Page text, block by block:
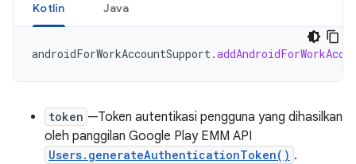
Kotlin Java
androidForWorkAccountSupport.
token —Token autentikasi pengguna yang dihasilkan
oleh panggilan Google Play EMM API
Users.generateAuthenticationToken() .